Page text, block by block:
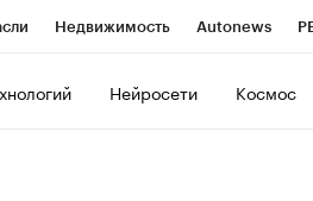
Недвижимость Autonews
Нейросети Космос